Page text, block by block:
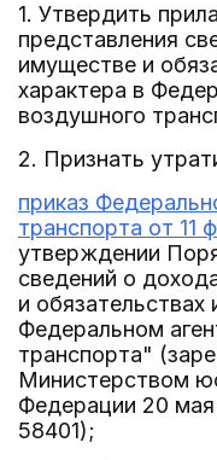
1. Утвердить
представления
имуществе и
характера в
воздушного
2. Признать
приказ
транспорта от 11
утверждении
сведений о
и
Федеральном
транспорта"
Министерством
Федерации 20 мая
58401);